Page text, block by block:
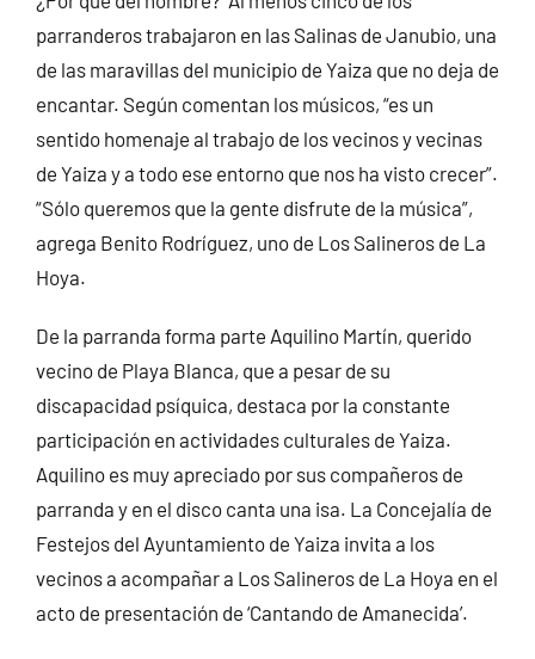
parranderos trabajaron en las Salinas de Janubio, una
de las maravillas del municipio de Yaiza que no deja de
encantar. Según comentan los músicos, “es un
sentido homenaje al trabajo de los vecinos y vecinas
de Yaiza y a todo ese entorno que nos ha visto crecer”.
“Sólo queremos que la gente disfrute de la música”,
agrega Benito Rodríguez, uno de Los Salineros de La
Hoya.
De la parranda forma parte Aquilino Martín, querido
vecino de Playa Blanca, que a pesar de su
discapacidad psíquica, destaca por la constante
participación en actividades culturales de Yaiza.
Aquilino es muy apreciado por sus compañeros de
parranda y en el disco canta una isa. La Concejalía de
Festejos del Ayuntamiento de Yaiza invita a los
vecinos a acompañar a Los Salineros de La Hoya en el
acto de presentación de ‘Cantando de Amanecida’.